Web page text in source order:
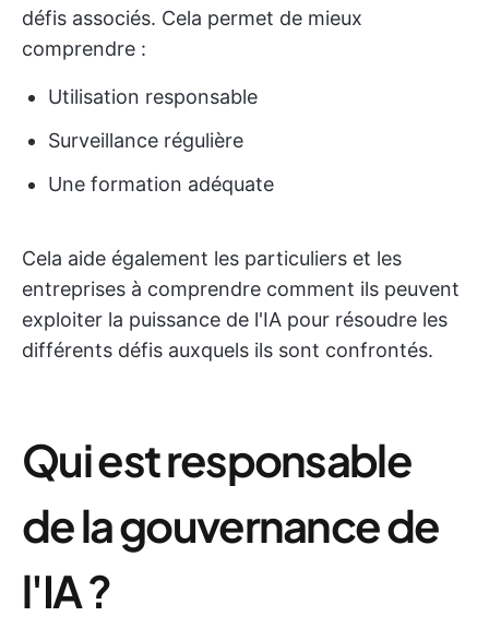
défis associés. Cela permet de mieux
comprendre :
Utilisation responsable
Surveillance régulière
Une formation adéquate
Cela aide également les particuliers et les
entreprises à comprendre comment ils peuvent
exploiter la puissance de l'IA pour résoudre les
différents défis auxquels ils sont confrontés.
Qui est responsable
de la gouvernance de
l'IA ?